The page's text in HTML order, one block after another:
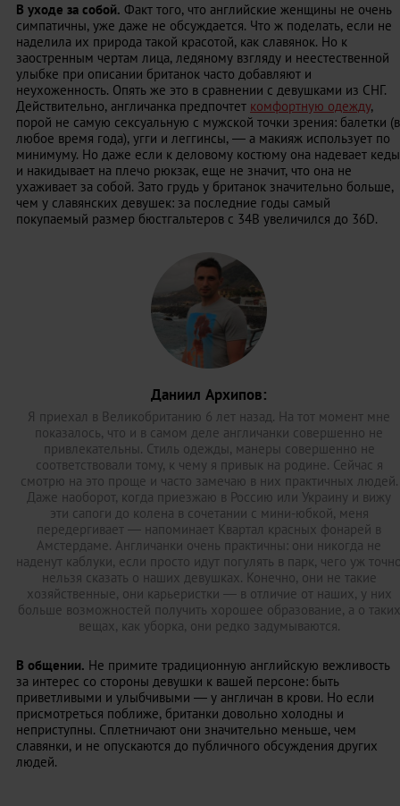
В уходе за собой. Факт того, что английские женщины не очень
симпатичны, уже даже не обсуждается. Что ж поделать, если не
наделила их природа такой красотой, как славянок. Но к
заостренным чертам лица, ледяному взгляду и неестественной
улыбке при описании британок часто добавляют и
неухоженность. Опять же это в сравнении с девушками из СНГ.
Действительно, англичанка предпочтет комфортную одежду,
порой не самую сексуальную с мужской точки зрения: балетки (в
любое время года), угги и леггинсы, — а макияж использует по
минимуму. Но даже если к деловому костюму она надевает кеды
и накидывает на плечо рюкзак, еще не значит, что она не
ухаживает за собой. Зато грудь у британок значительно больше,
чем у славянских девушек: за последние годы самый
покупаемый размер бюстгальтеров с 34B увеличился до 36D.
Даниил Архипов:
Я приехал в Великобританию 6 лет назад. На тот момент мне
показалось, что и в самом деле англичанки совершенно не
привлекательны. Стиль одежды, манеры совершенно не
соответствовали тому, к чему я привык на родине. Сейчас я
смотрю на это проще и часто замечаю в них практичных людей.
Даже наоборот, когда приезжаю в Россию или Украину и вижу
эти сапоги до колена в сочетании с мини-юбкой, меня
передергивает — напоминает Квартал красных фонарей в
Амстердаме. Англичанки очень практичны: они никогда не
наденут каблуки, если просто идут погулять в парк, чего уж
нельзя сказать о наших девушках. Конечно, они не такие
хозяйственные, они карьеристки — в отличие от наших, у них
больше возможностей получить хорошее образование, а о таких
вещах, как уборка, они редко задумываются.
В общении. Не примите традиционную английскую вежливость
за интерес со стороны девушки к вашей персоне: быть
приветливыми и улыбчивыми — у англичан в крови. Но если
присмотреться поближе, британки довольно холодны и
неприступны. Сплетничают они значительно меньше, чем
славянки, и не опускаются до публичного обсуждения других
людей.